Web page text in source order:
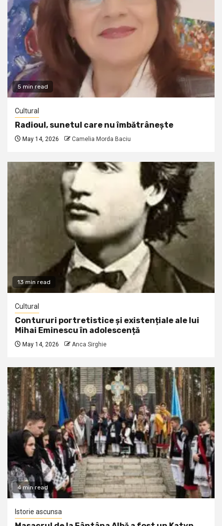
5 min read
Cultural
Radioul, sunetul care nu îmbătrânește
May 14, 2026 Camelia Morda Baciu
13 min read
Cultural
Contururi portretistice și existențiale ale lui
Mihai Eminescu în adolescență
May 14, 2026 Anca Sirghie
4 min read
Istorie ascunsa